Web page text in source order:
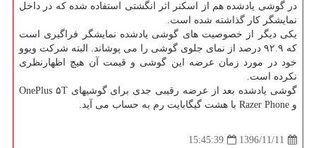
در گوشی یادشده هم از اسكنر اثر انگشتی استفاده شده كه در داخل
نمایشگر كار گذاشته شده است.
یكی دیگر از خصوصیت های گوشی یادشده نمایشگر فراگیری است
كه ۹۲.۹ درصد از نمای جلوی گوشی را می پوشاند. البته شركت ویوو
خود در مورد زمان عرضه این گوشی و قیمت آن هیچ اظهارنظری
نكرده است.
گوشی یادشده بعد از عرضه رقیبی جدی برای گوشیهای OnePlus ۵T
و Razer Phone با هشت گیگابایت رم به حساب می آید.
1396/11/11
15:45:39